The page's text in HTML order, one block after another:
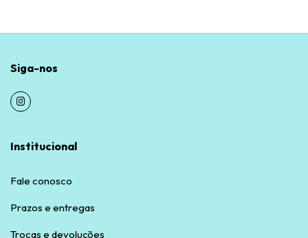
Siga-nos
Institucional
Fale conosco
Prazos e entregas
Trocas e devoluções